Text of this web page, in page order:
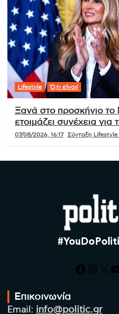
Lifestyle Ό,τι είναι!
Ξανά στο προσκήνιο το
ετοιμάζει συνέχεια
07/08/2026, 16:17 Σύνταξη
X
Επικοινωνία
Email: info@politic.gr